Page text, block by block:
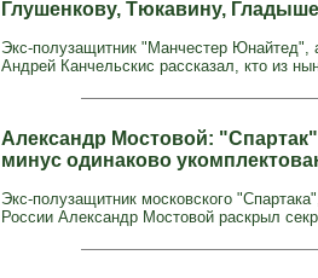
Глушенкову, Тюкавину,
Экс-полузащитник "Манчестер Юнайтед",
Андрей Канчельскис рассказал, кто из
Александр Мостовой:
минус одинаково
Экс-полузащитник московского
России Александр Мостовой раскрыл